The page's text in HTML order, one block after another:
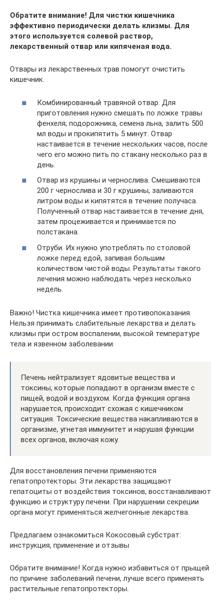
Обратите внимание! Для чистки кишечника
эффективно периодически делать клизмы. Для
этого используется солевой раствор,
лекарственный отвар или кипяченая вода.
Отвары из лекарственных трав помогут очистить
кишечник.
Комбинированный травяной отвар. Для
приготовления нужно смешать по ложке травы
фенхеля, подорожника, семена льна, залить 500
мл воды и прокипятить 5 минут. Отвар
настаивается в течение нескольких часов, после
чего его можно пить по стакану несколько раз в
день.
Отвар из крушины и чернослива. Смешиваются
200 г чернослива и 30 г крушины, заливаются
литром воды и кипятятся в течение получаса.
Полученный отвар настаивается в течение дня,
затем процеживается и принимается по
полстакана.
Отруби. Их нужно употреблять по столовой
ложке перед едой, запивая большим
количеством чистой воды. Результаты такого
лечения можно наблюдать через несколько
недель.
Важно! Чистка кишечника имеет противопоказания.
Нельзя принимать слабительные лекарства и делать
клизмы при остром воспалении, высокой температуре
тела и язвенном заболевании.
Печень нейтрализует ядовитые вещества и
токсины, которые попадают в организм вместе с
пищей, водой и воздухом. Когда функция органа
нарушается, происходит схожая с кишечником
ситуация. Токсические вещества накапливаются в
организме, угнетая иммунитет и нарушая функции
всех органов, включая кожу.
Для восстановления печени применяются
гепатопротекторы. Эти лекарства защищают
гепатоциты от воздействия токсинов, восстанавливают
функцию и структуру печени. При нарушении секреции
органа могут применяться желчегонные лекарства.
Предлагаем ознакомиться Кокосовый субстрат:
инструкция, применение и отзывы
Обратите внимание! Когда нужно избавиться от прыщей
по причине заболеваний печени, лучше всего применять
растительные гепатопротекторы.